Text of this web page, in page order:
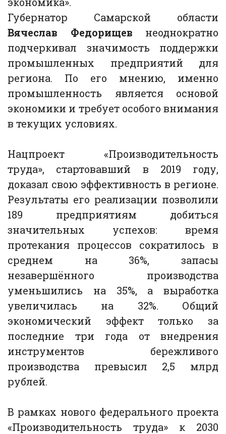
Губернатор Самарской области
Вячеслав Федорищев неоднократно
подчеркивал значимость поддержки
промышленных предприятий для
региона. По его мнению, именно
промышленность является основой
экономики и требует особого внимания
в текущих условиях.
Нацпроект «Производительность
труда», стартовавший в 2019 году,
доказал свою эффективность в регионе.
Результаты его реализации позволили
189 предприятиям добиться
значительных успехов: время
протекания процессов сократилось в
среднем на 36%, запасы
незавершённого производства
уменьшились на 35%, а выработка
увеличилась на 32%. Общий
экономический эффект только за
последние три года от внедрения
инструментов бережливого
производства превысил 2,5 млрд
рублей.
В рамках нового федерального проекта
«Производительность труда» к 2030